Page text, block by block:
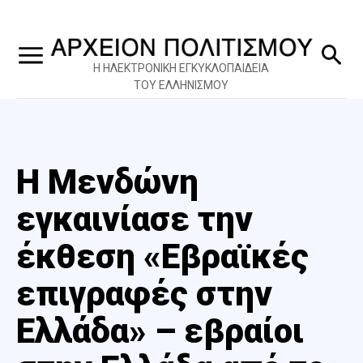
Η ΗΛΕΚΤΡΟΝΙΚΗ ΕΓΚΥΚΛΟΠΑΙΔΕΙΑ
ΤΟΥ ΕΛΛΗΝΙΣΜΟΥ
Η Μενδώνη
εγκαινίασε την
έκθεση «Εβραϊκές
επιγραφές στην
Ελλάδα» – εβραίοι